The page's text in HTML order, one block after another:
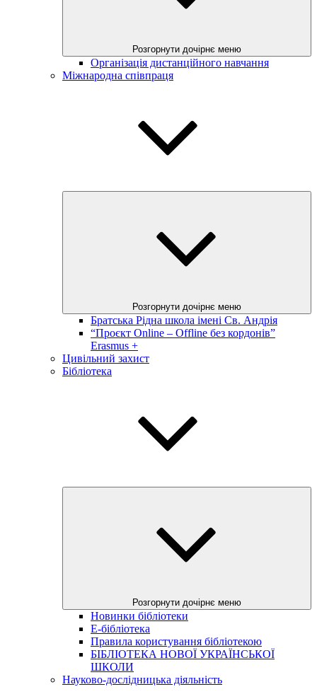
Розгорнути дочірнє меню
Організація дистанційного навчання
Міжнародна співпраця
Розгорнути дочірнє меню
Братська Рідна школа імені Св. Андрія
“Проєкт Online – Offline без кордонів”
Erasmus +
Цивільний захист
Бібліотека
Розгорнути дочірнє меню
Новинки бібліотеки
E-бібліотека
Правила користування бібліотекою
БІБЛІОТЕКА НОВОЇ УКРАЇНСЬКОЇ
ШКОЛИ
Науково-дослідницька діяльність